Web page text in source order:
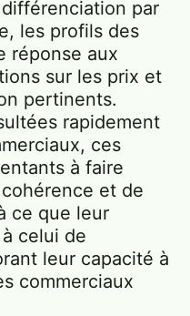
par
les profils des
réponse aux
sur les prix et
pertinents.
rapidement
ces
à faire
et de
ce que leur
celui de
leur capacité à
commerciaux